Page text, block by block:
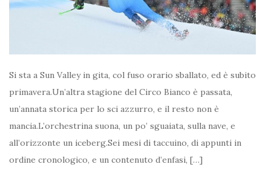
Si sta a Sun Valley in gita, col fuso orario sballato, ed è subito
primavera.Un’altra stagione del Circo Bianco è passata,
un’annata storica per lo sci azzurro, e il resto non è
mancia.L’orchestrina suona, un po’ sguaiata, sulla nave, e
all’orizzonte un iceberg.Sei mesi di taccuino, di appunti in
ordine cronologico, e un contenuto d’enfasi, […]